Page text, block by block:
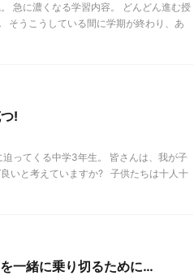
急に濃くなる学習内容。 どんどん進む授
うこうしている間に学期が終わり、あ
!
迫ってくる中学3年生。 皆さんは、我が子
いと考えていますか? 子供たちは十人十
一緒に乗り切るために…